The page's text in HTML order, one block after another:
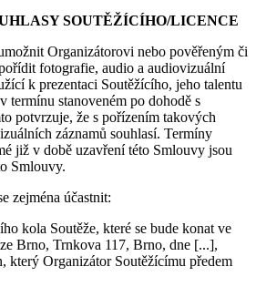
SOUTĚŽÍCÍHO/LICENCE
Organizátorovi nebo pověřeným či
fotografie, audio a audiovizuální
k prezentaci Soutěžícího, jeho talentu
termínu stanoveném po dohodě s
potvrzuje, že s pořízením takových
záznamů souhlasí. Termíny
již v době uzavření této Smlouvy jsou
Smlouvy.
zejména účastnit:
kola Soutěže, které se bude konat ve
Brno, Trnkova 117, Brno, dne [...],
který Organizátor Soutěžícímu předem